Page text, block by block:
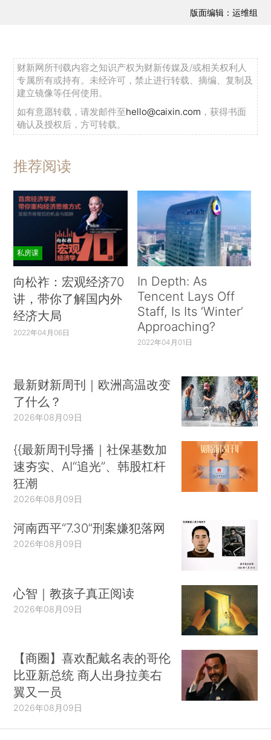
版面编辑：运维组
财新网所刊载内容之知识产权为财新传媒及/或相关权利人
专属所有或持有。未经许可，禁止进行转载、摘编、复制及
建立镜像等任何使用。
如有意愿转载，请发邮件至hello@caixin.com ，获得书面
确认及授权后，方可转载。
推荐阅读
私房课
向松祚：宏观经济70
讲，带你了解国内外
经济大局
2022年04月06日
In Depth: As
Tencent Lays Off
Staff, Is Its ‘Winter’
Approaching?
2022年04月01日
最新财新周刊｜欧洲高温改变
了什么？
2026年08月09日
{{最新周刊导播｜社保基数加
速夯实、AI“追光”、韩股杠杆
狂潮
2026年08月09日
河南西平“7.30”刑案嫌犯落网
2026年08月09日
心智｜教孩子真正阅读
2026年08月09日
【商圈】喜欢配戴名表的哥伦
比亚新总统 商人出身拉美右
翼又一员
2026年08月09日